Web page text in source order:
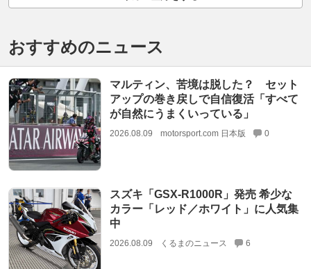
おすすめのニュース
マルティン、苦境は脱した？ セット
アップの巻き戻しで自信復活「すべて
が自然にうまくいっている」
2026.08.09 motorsport.com 日本版 0
スズキ「GSX-R1000R」発売 希少な
カラー「レッド／ホワイト」に人気集
中
2026.08.09 くるまのニュース 6